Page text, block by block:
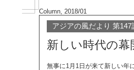
Column, 2018/01
アジアの風だより 第147
新しい時代の幕
無事に1月1日が来て新しい年